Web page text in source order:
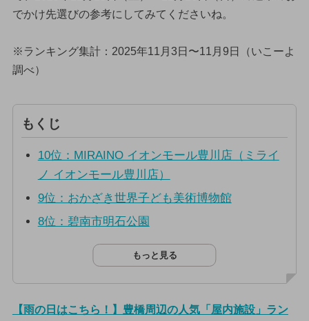
でかけ先選びの参考にしてみてくださいね。
※ランキング集計：2025年11月3日〜11月9日（いこーよ
調べ）
もくじ
10位：MIRAINO イオンモール豊川店（ミライ
ノ イオンモール豊川店）
9位：おかざき世界子ども美術博物館
8位：碧南市明石公園
もっと見る
【雨の日はこちら！】豊橋周辺の人気「屋内施設」ラン